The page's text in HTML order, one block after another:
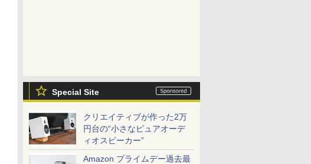
Special Site
クリエイティブが作った2万
円台の“小さなピュアオーデ
ィオスピーカー”
Amazon プライムデー過去最